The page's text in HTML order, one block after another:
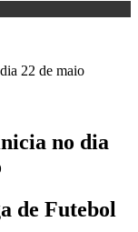
no dia
de Futebol